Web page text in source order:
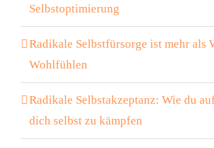
Selbstoptimierung
Radikale Selbstfürsorge ist mehr als
Wohlfühlen
Radikale Selbstakzeptanz: Wie du
dich selbst zu kämpfen